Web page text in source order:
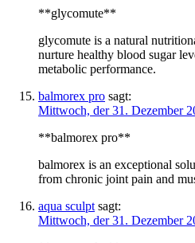
**glycomute**
glycomute is a natural
nurture healthy blood sugar
metabolic performance.
balmorex pro sagt:
Mittwoch, der 31. Dezember
**balmorex pro**
balmorex is an exceptional
from chronic joint pain and
aqua sculpt sagt:
Mittwoch, der 31. Dezember